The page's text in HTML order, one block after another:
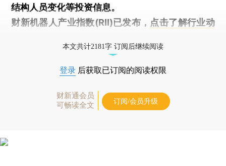
结构人员变化等投资信息。
财新机器人产业指数(RII)已发布， 点击了解行业动
本文共计2181字 订阅后继续阅读
登录 后获取已订阅的阅读权限
财新通会员
可畅读全文
订阅/会员升级